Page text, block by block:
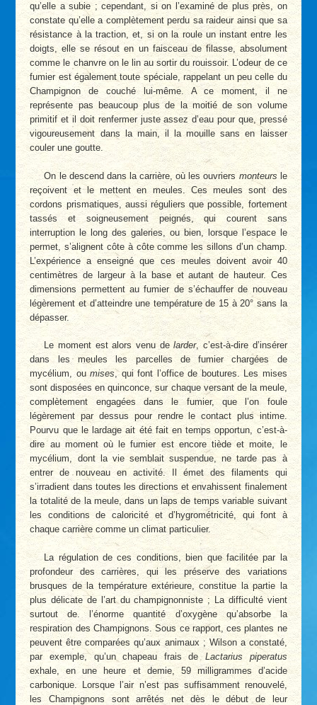
qu’elle a subie ; cependant, si on l’examiné de plus près, on
constate qu’elle a complètement perdu sa raideur ainsi que sa
résistance à la traction, et, si on la roule un instant entre les
doigts, elle se résout en un faisceau de filasse, absolument
comme le chanvre on le lin au sortir du rouissoir. L’odeur de ce
fumier est également toute spéciale, rappelant un peu celle du
Champignon de couché lui-même. A ce moment, il ne
représente pas beaucoup plus de la moitié de son volume
primitif et il doit renfermer juste assez d’eau pour que, pressé
vigoureusement dans la main, il la mouille sans en laisser
couler une goutte.
On le descend dans la carrière, où les ouvriersmonteursle
reçoivent et le mettent en meules. Ces meules sont des
cordons prismatiques, aussi réguliers que possible, fortement
tassés et soigneusement peignés, qui courent sans
interruption le long des galeries, ou bien, lorsque l’espace le
permet, s’alignent côte à côte comme les sillons d’un champ.
L’expérience a enseigné que ces meules doivent avoir 40
centimètres de largeur à la base et autant de hauteur. Ces
dimensions permettent au fumier de s’échauffer de nouveau
légèrement et d’atteindre une température de 15 à 20° sans la
dépasser.
Le moment est alors venu delarder, c’est-à-dire d’insérer
dans les meules les parcelles de fumier chargées de
mycélium, oumises, qui font l’office de boutures. Les mises
sont disposées en quinconce, sur chaque versant de la meule,
complètement engagées dans le fumier, que l’on foule
légèrement par dessus pour rendre le contact plus intime.
Pourvu que le lardage ait été fait en temps opportun, c’est-à-
dire au moment où le fumier est encore tiède et moite, le
mycélium, dont la vie semblait suspendue, ne tarde pas à
entrer de nouveau en activité. Il émet des filaments qui
s’irradient dans toutes les directions et envahissent finalement
la totalité de la meule, dans un laps de temps variable suivant
les conditions de caloricité et d’hygrométricité, qui font à
chaque carrière comme un climat particulier.
La régulation de ces conditions, bien que facilitée par la
profondeur des carrières, qui les préserve des variations
brusques de la température extérieure, constitue la partie la
plus délicate de l’art du champignonniste ; La difficulté vient
surtout de. l’énorme quantité d’oxygène qu’absorbe la
respiration des Champignons. Sous ce rapport, ces plantes ne
peuvent être comparées qu’aux animaux ; Wilson a constaté,
par exemple, qu’un chapeau frais deLactarius piperatus
exhale, en une heure et demie, 59 milligrammes d’acide
carbonique. Lorsque l’air n’est pas suffisamment renouvelé,
les Champignons sont arrêtés net dès le début de leur